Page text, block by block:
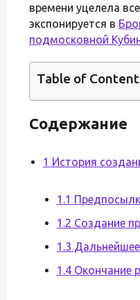
времени уцелела
экспонируется в
подмосковной
Table of
Содержание
1 История
1.1
1.2 Создание
1.3
1.4 Окончание